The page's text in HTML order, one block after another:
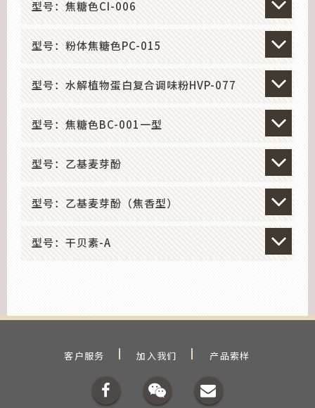
型号：焦糖色CI-006
型号：粉体焦糖色PC-015
型号：水解植物蛋白复合调味粉HVP-077
型号：焦糖色BC-001一型
型号：乙基麦芽酚
型号：乙基麦芽酚（焦香型）
型号：干贝素-A
客户服务 加入我们 产品索样